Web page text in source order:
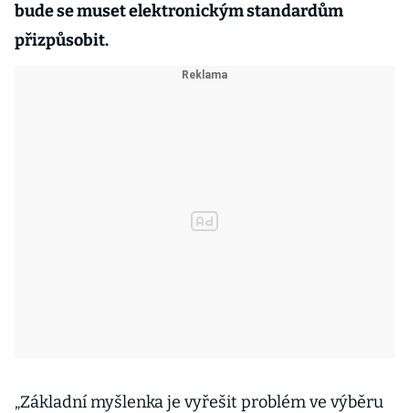
bude se muset elektronickým standardům
přizpůsobit.
„Základní myšlenka je vyřešit problém ve výběru